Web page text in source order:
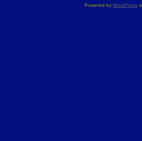
Powered by WordPress